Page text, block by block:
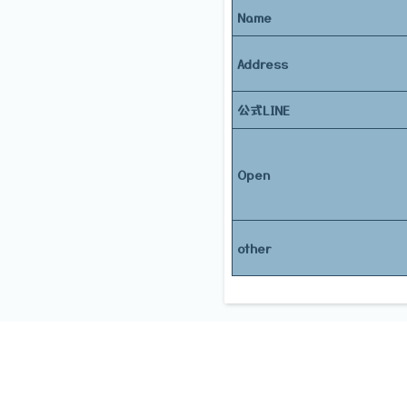
Name
Address
公式LINE
Open
other